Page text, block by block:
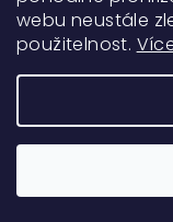
webu neustále
použitelnost.